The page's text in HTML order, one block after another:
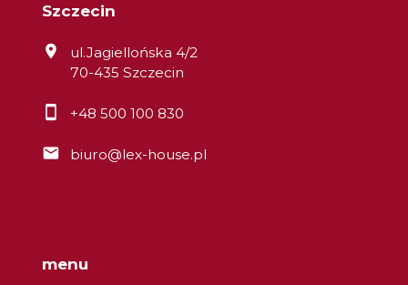
Szczecin
ul.Jagiellońska 4/2
70-435 Szczecin
+48 500 100 830
biuro@lex-house.pl
menu